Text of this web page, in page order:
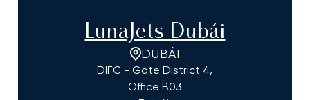
LunaJets Dubái
DUBÁI
DIFC - Gate District 4,
Office B03